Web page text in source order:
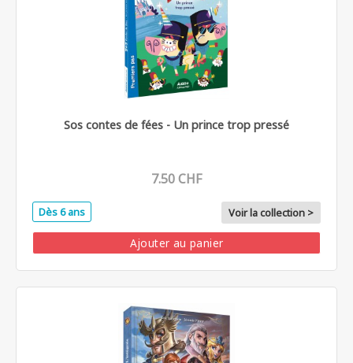
Sos contes de fées - Un prince trop pressé
7.50 CHF
Dès 6 ans Voir la collection >
Ajouter au panier